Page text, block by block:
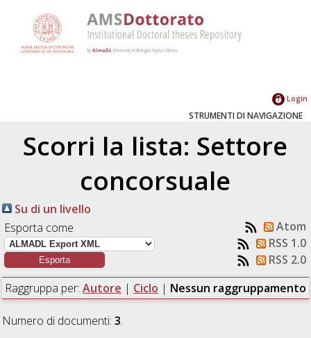
Login
STRUMENTI DI NAVIGAZIONE
Scorri la lista: Settore
concorsuale
Su di un livello
Esporta come
Atom
RSS 1.0
RSS 2.0
Raggruppa per: Autore | Ciclo | Nessun raggruppamento
Numero di documenti:3.